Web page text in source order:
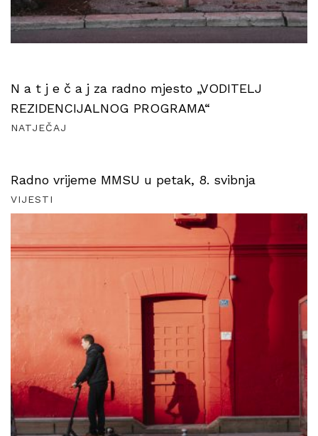
N a t j e č a j za radno mjesto „VODITELJ
REZIDENCIJALNOG PROGRAMA“
NATJEČAJ
Radno vrijeme MMSU u petak, 8. svibnja
VIJESTI